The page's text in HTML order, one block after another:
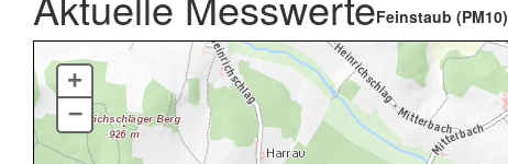
Feinstaub (PM10)
+
–